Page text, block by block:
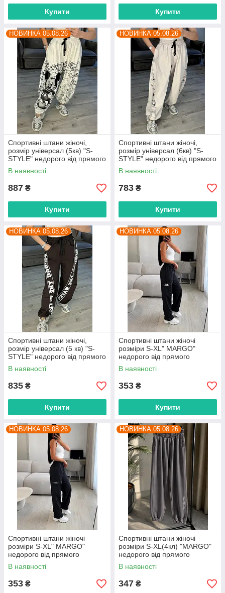
Купити Купити
НОВИНКА 05.08.26
Спортивні штани жіночі,
розмір універсал (5кв) "S-
STYLE" недорого від прямого
постачальника
В наявності
887 ₴
Купити
НОВИНКА 05.08.26
Спортивні штани жіночі,
розмір універсал (6кв) "S-
STYLE" недорого від прямого
постачальника
В наявності
783 ₴
Купити
НОВИНКА 05.08.26
Спортивні штани жіночі,
розмір універсал (5 кв) "S-
STYLE" недорого від прямого
постачальника
В наявності
835 ₴
Купити
НОВИНКА 05.08.26
Спортивні штани жіночі
розміри S-XL" MARGO"
недорого від прямого
постачальника
В наявності
353 ₴
Купити
НОВИНКА 05.08.26
Спортивні штани жіночі
розміри S-XL" MARGO"
недорого від прямого
постачальника
В наявності
353 ₴
НОВИНКА 05.08.26
Спортивні штани жіночі
розміри S-XL(4кл) "MARGO"
недорого від прямого
постачальника
В наявності
347 ₴